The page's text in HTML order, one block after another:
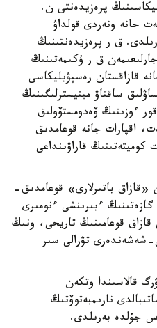
پرەزيدەنتى ن.
جانە ونەردى قولداۋ
ق ر پرەزيدەنتىنىڭ
جارلىعىمەن ق ر ۇكىمەتىنىڭ
قازاقستان رەسپۋبليكاسى
ساقتاۋ مينيسترلىگىنىڭ
قور ءوزىنىڭ ۆەدومستۆولىق
اقپارات جانە قوعامدىق
كوميتەتىنىڭ قاراۋىنداعى
«قازاق باتىرلارى» قوعامدىق-
ءبىرىنشى ءنومىرى
قوعامىنىڭ تاريحى، ونىڭ
شەشەندەرى تۋرالى سىر
قالاسىندا وتكەن
نارىمبەتوۆتىڭ
جۇلدە بەرىلدى.